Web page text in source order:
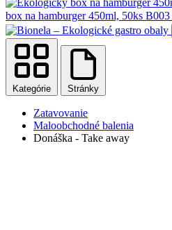
box na hamburger 450ml, 50ks B003
Kategórie Stránky
Zatavovanie
Maloobchodné balenia
Donáška - Take away